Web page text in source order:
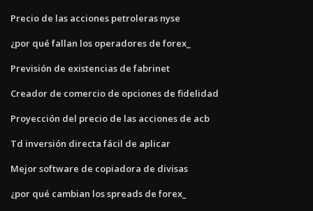
Precio de las acciones petroleras nyse
¿por qué fallan los operadores de forex_
Previsión de existencias de fabrinet
Creador de comercio de opciones de fidelidad
Proyección del precio de las acciones de acb
Td inversión directa fácil de aplicar
Mejor software de copiadora de divisas
¿por qué cambian los spreads de forex_